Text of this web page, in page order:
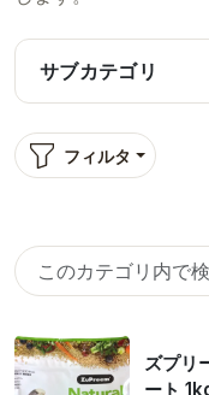
サブカテゴリ
フィルタ
ズプリ
ート